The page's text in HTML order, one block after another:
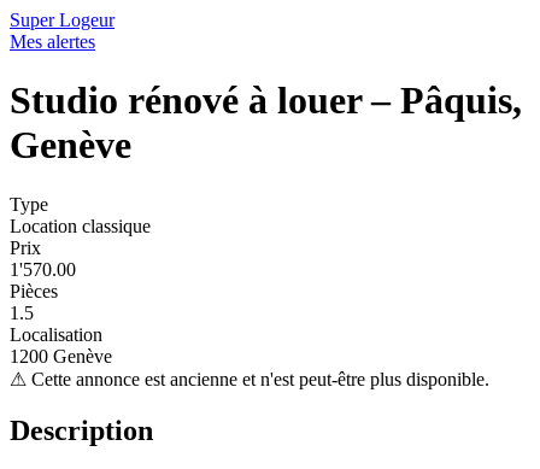
Super Logeur
Mes alertes
Studio rénové à louer – Pâquis,
Genève
Type
Location classique
Prix
1'570.00
Pièces
1.5
Localisation
1200 Genève
⚠ Cette annonce est ancienne et n'est peut-être plus disponible.
Description